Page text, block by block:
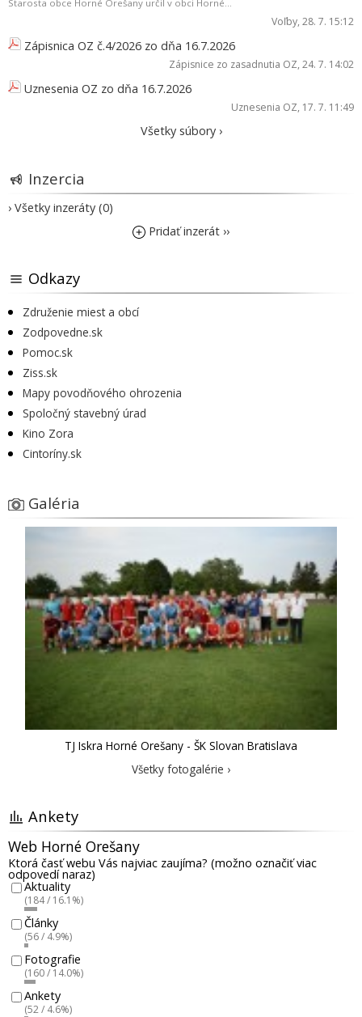
Starosta obce Horné Orešany určil v obci Horné...
Voľby, 28. 7. 15:12
Zápisnica OZ č.4/2026 zo dňa 16.7.2026
Zápisnice zo zasadnutia OZ, 24. 7. 14:02
Uznesenia OZ zo dňa 16.7.2026
Uznesenia OZ, 17. 7. 11:49
Všetky súbory ›
Inzercia
› Všetky inzeráty (0)
Pridať inzerát ››
Odkazy
Združenie miest a obcí
Zodpovedne.sk
Pomoc.sk
Ziss.sk
Mapy povodňového ohrozenia
Spoločný stavebný úrad
Kino Zora
Cintoríny.sk
Galéria
TJ Iskra Horné Orešany - ŠK Slovan Bratislava
Všetky fotogalérie ›
Ankety
Web Horné Orešany
Ktorá časť webu Vás najviac zaujíma? (možno označiť viac
odpovedí naraz)
Aktuality
(184 / 16.1%)
Články
(56 / 4.9%)
Fotografie
(160 / 14.0%)
Ankety
(52 / 4.6%)